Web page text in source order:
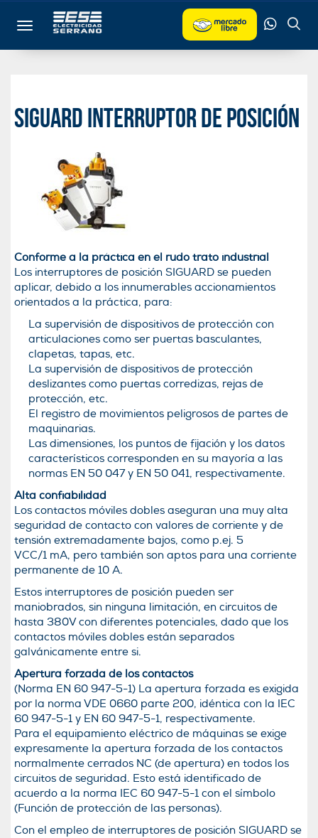
Toggle navigation
SIGUARD Interruptor de posición
Conforme a la práctica en el rudo trato industrial
Los interruptores de posición SIGUARD se pueden
aplicar, debido a los innumerables accionamientos
orientados a la práctica, para:
La supervisión de dispositivos de protección con
articulaciones como ser puertas basculantes,
clapetas, tapas, etc.
La supervisión de dispositivos de protección
deslizantes como puertas corredizas, rejas de
protección, etc.
El registro de movimientos peligrosos de partes de
maquinarias.
Las dimensiones, los puntos de fijación y los datos
característicos corresponden en su mayoría a las
normas EN 50 047 y EN 50 041, respectivamente.
Alta confiabilidad
Los contactos móviles dobles aseguran una muy alta
seguridad de contacto con valores de corriente y de
tensión extremadamente bajos, como p.ej. 5
VCC/1 mA, pero también son aptos para una corriente
permanente de 10 A.
Estos interruptores de posición pueden ser
maniobrados, sin ninguna limitación, en circuitos de
hasta 380V con diferentes potenciales, dado que los
contactos móviles dobles están separados
galvánicamente entre si.
Apertura forzada de los contactos
(Norma EN 60 947-5-1) La apertura forzada es exigida
por la norma VDE 0660 parte 200, idéntica con la IEC
60 947-5-1 y EN 60 947-5-1, respectivamente.
Para el equipamiento eléctrico de máquinas se exige
expresamente la apertura forzada de los contactos
normalmente cerrados NC (de apertura) en todos los
circuitos de seguridad. Esto está identificado de
acuerdo a la norma IEC 60 947-5-1 con el símbolo
(Función de protección de las personas).
Con el empleo de interruptores de posición SIGUARD se